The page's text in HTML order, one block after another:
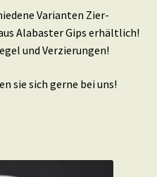
Varianten Zier-
Alabaster Gips erhältlich!
und Verzierungen!
sie sich gerne bei uns!